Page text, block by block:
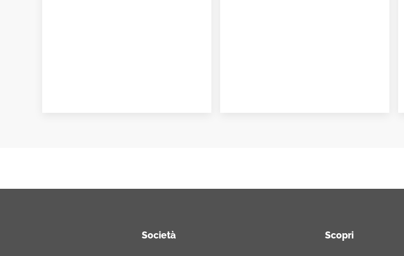
Società Scopri